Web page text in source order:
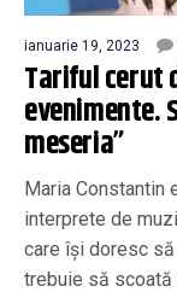
ianuarie 19, 2023
Tariful cerut
evenimente.
meseria”
Maria Constantin
interprete de
care își doresc
trebuie să scoată